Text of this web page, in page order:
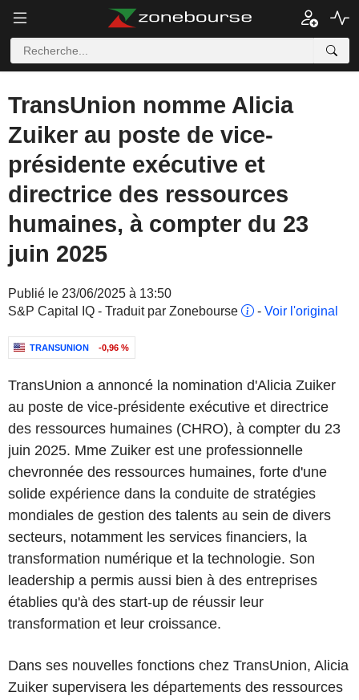
TransUnion nomme Alicia
Zuiker au poste de vice-
présidente exécutive et
directrice des ressources
humaines, à compter du 23
juin 2025
Publié le 23/06/2025 à 13:50
S&P Capital IQ - Traduit par Zonebourse
- Voir l'original
TRANSUNION -0,96 %
TransUnion a annoncé la nomination d'Alicia Zuiker
au poste de vice-présidente exécutive et directrice
des ressources humaines (CHRO), à compter du 23
juin 2025. Mme Zuiker est une professionnelle
chevronnée des ressources humaines, forte d'une
solide expérience dans la conduite de stratégies
mondiales de gestion des talents au sein de divers
secteurs, notamment les services financiers, la
transformation numérique et la technologie. Son
leadership a permis aussi bien à des entreprises
établies qu'à des start-up de réussir leur
transformation et leur croissance.
Dans ses nouvelles fonctions chez TransUnion, Alicia
Zuiker supervisera les départements des ressources